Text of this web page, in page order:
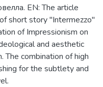
EN: The article
short story "Intermezzo"
of Impressionism on
and aesthetic
The combination of high
for the subtlety and